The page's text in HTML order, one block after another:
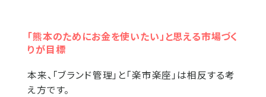
「熊本のためにお金を使いたい」と思える市場づく
りが目標
本来、「ブランド管理」と「楽市楽座」は相反する考
え方です。